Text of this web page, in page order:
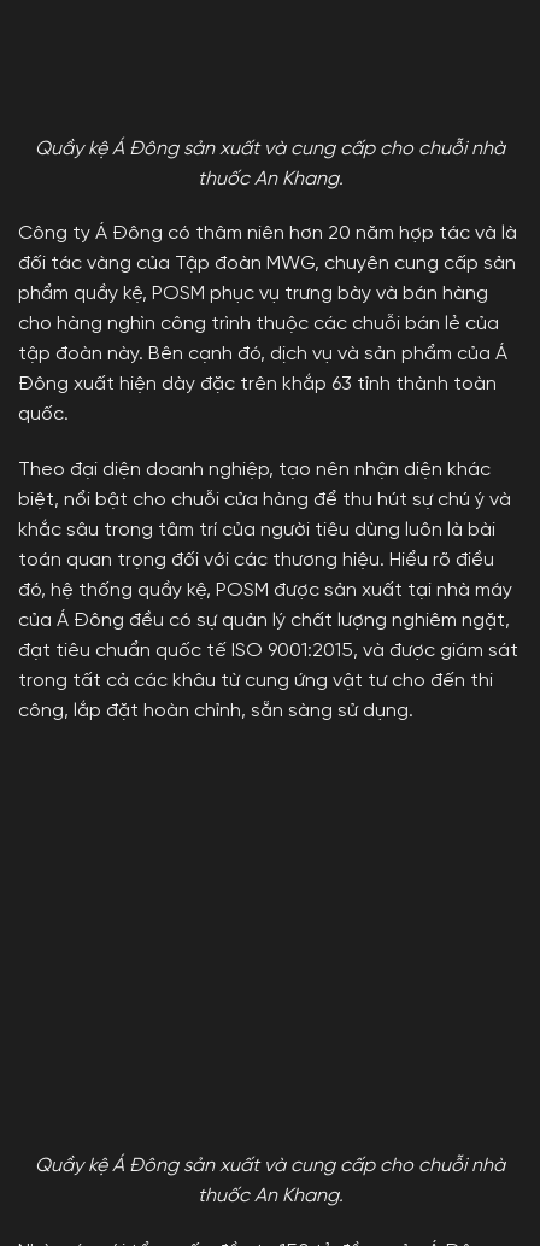
Quầy kệ Á Đông sản xuất và cung cấp cho chuỗi nhà
thuốc An Khang.
Công ty Á Đông có thâm niên hơn 20 năm hợp tác và là
đối tác vàng của Tập đoàn MWG, chuyên cung cấp sản
phẩm quầy kệ, POSM phục vụ trưng bày và bán hàng
cho hàng nghìn công trình thuộc các chuỗi bán lẻ của
tập đoàn này. Bên cạnh đó, dịch vụ và sản phẩm của Á
Đông xuất hiện dày đặc trên khắp 63 tỉnh thành toàn
quốc.
Theo đại diện doanh nghiệp, tạo nên nhận diện khác
biệt, nổi bật cho chuỗi cửa hàng để thu hút sự chú ý và
khắc sâu trong tâm trí của người tiêu dùng luôn là bài
toán quan trọng đối với các thương hiệu. Hiểu rõ điều
đó, hệ thống quầy kệ, POSM được sản xuất tại nhà máy
của Á Đông đều có sự quản lý chất lượng nghiêm ngặt,
đạt tiêu chuẩn quốc tế ISO 9001:2015, và được giám sát
trong tất cả các khâu từ cung ứng vật tư cho đến thi
công, lắp đặt hoàn chỉnh, sẵn sàng sử dụng.
Quầy kệ Á Đông sản xuất và cung cấp cho chuỗi nhà
thuốc An Khang.